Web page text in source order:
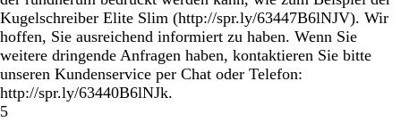
Kugelschreiber Elite Slim (http://spr.ly/63447B6lNJV). Wir
hoffen, Sie ausreichend informiert zu haben. Wenn Sie
weitere dringende Anfragen haben, kontaktieren Sie bitte
unseren Kundenservice per Chat oder Telefon:
http://spr.ly/63440B6lNJk.
5